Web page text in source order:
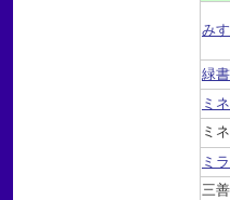
み
緑
ミ
ミ
ミ
三善